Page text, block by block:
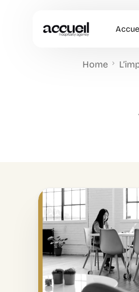
Home